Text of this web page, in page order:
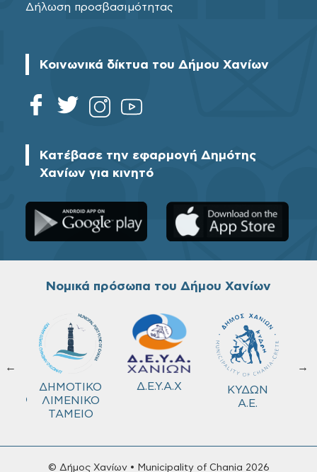
Δήλωση προσβασιμότητας
Κοινωνικά δίκτυα του Δήμου Χανίων
Κατέβασε την εφαρμογή Δημότης
Χανίων για κινητό
Νομικά πρόσωπα του Δήμου Χανίων
←
ΔΗΜΟΤΙΚΟ
ΛΙΜΕΝΙΚΟ
ΤΑΜΕΙΟ
Δ.Ε.Υ.Α.Χ
ΚΥΔΩΝ
Α.Ε.
→
© Δήμος Χανίων • Municipality of Chania 2026